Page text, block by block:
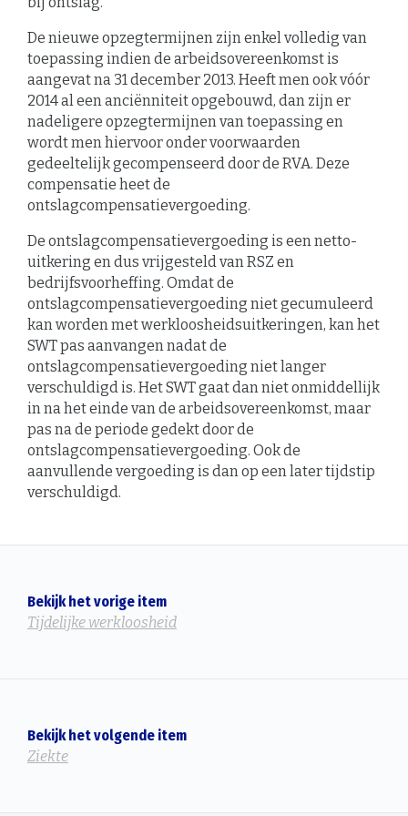
De nieuwe opzegtermijnen zijn enkel volledig van
toepassing indien de arbeidsovereenkomst is
aangevat na 31 december 2013. Heeft men ook vóór
2014 al een anciënniteit opgebouwd, dan zijn er
nadeligere opzegtermijnen van toepassing en
wordt men hiervoor onder voorwaarden
gedeeltelijk gecompenseerd door de RVA. Deze
compensatie heet de
ontslagcompensatievergoeding.
De ontslagcompensatievergoeding is een netto-
uitkering en dus vrijgesteld van RSZ en
bedrijfsvoorheffing. Omdat de
ontslagcompensatievergoeding niet gecumuleerd
kan worden met werkloosheidsuitkeringen, kan het
SWT pas aanvangen nadat de
ontslagcompensatievergoeding niet langer
verschuldigd is. Het SWT gaat dan niet onmiddellijk
in na het einde van de arbeidsovereenkomst, maar
pas na de periode gedekt door de
ontslagcompensatievergoeding. Ook de
aanvullende vergoeding is dan op een later tijdstip
verschuldigd.
Bekijk het vorige item
Tijdelijke werkloosheid
Bekijk het volgende item
Ziekte